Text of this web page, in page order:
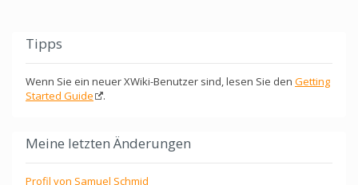
Tipps
Wenn Sie ein neuer XWiki-Benutzer sind, lesen Sie den Getting
Started Guide
.
Meine letzten Änderungen
Profil von Samuel Schmid